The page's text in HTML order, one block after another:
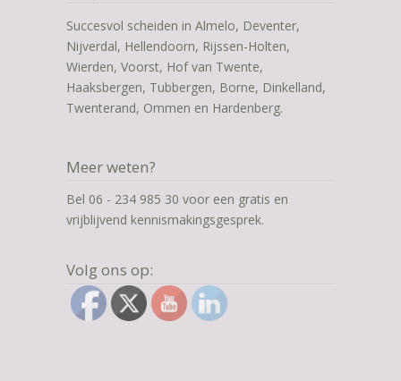
Succesvol scheiden in Almelo, Deventer,
Nijverdal, Hellendoorn, Rijssen-Holten,
Wierden, Voorst, Hof van Twente,
Haaksbergen, Tubbergen, Borne, Dinkelland,
Twenterand, Ommen en Hardenberg.
Meer weten?
Bel 06 - 234 985 30 voor een gratis en
vrijblijvend kennismakingsgesprek.
Volg ons op: